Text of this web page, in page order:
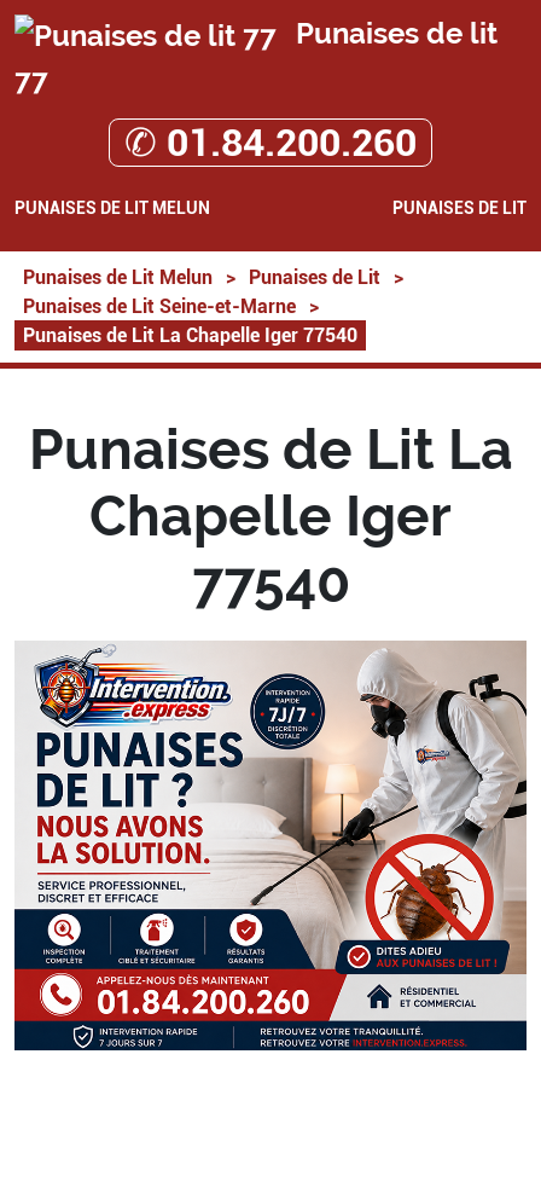
Punaises de lit
77
✆ 01.84.200.260
PUNAISES DE LIT MELUN PUNAISES DE LIT
Punaises de Lit Melun > Punaises de Lit
>
Punaises de Lit Seine-et-Marne
>
Punaises de Lit La Chapelle Iger 77540
Punaises de Lit La
Chapelle Iger
77540